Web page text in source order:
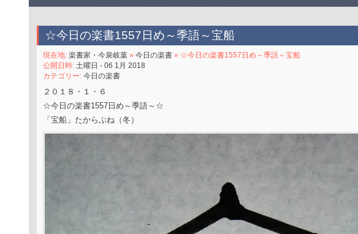
☆今日の楽書1557日め～季語～宝船
現在地: 楽書家・今泉岐葉» 今日の楽書» ☆今日の楽書1557日め～季語～宝船
公開日時: 土曜日 - 06 1月 2018
カテゴリー: 今日の楽書
２０１８・１・６
☆今日の楽書1557日め～季語～☆
「宝船」たからぶね（冬）